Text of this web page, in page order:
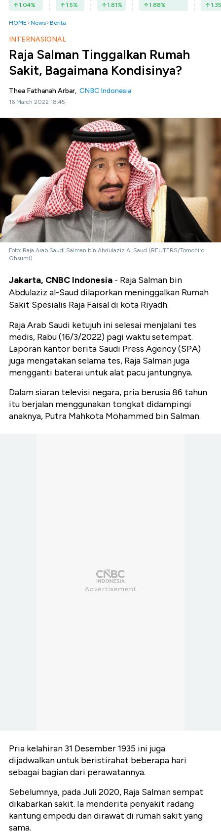
1.04% 1.5% 1.81% 1.88% 1.35
HOME News Berita
INTERNASIONAL
Raja Salman Tinggalkan Rumah
Sakit, Bagaimana Kondisinya?
Thea Fathanah Arbar, CNBC Indonesia
16 March 2022 18:45
Foto: Raja Arab Saudi Salman bin Abdulaziz Al Saud (REUTERS/Tomohiro
Ohsumi)
Jakarta, CNBC Indonesia - Raja Salman bin
Abdulaziz al-Saud dilaporkan meninggalkan Rumah
Sakit Spesialis Raja Faisal di kota Riyadh.
Raja Arab Saudi ketujuh ini selesai menjalani tes
medis, Rabu (16/3/2022) pagi waktu setempat.
Laporan kantor berita Saudi Press Agency (SPA)
juga mengatakan selama tes, Raja Salman juga
mengganti baterai untuk alat pacu jantungnya.
Dalam siaran televisi negara, pria berusia 86 tahun
itu berjalan menggunakan tongkat didampingi
anaknya, Putra Mahkota Mohammed bin Salman.
Pria kelahiran 31 Desember 1935 ini juga
dijadwalkan untuk beristirahat beberapa hari
sebagai bagian dari perawatannya.
Sebelumnya, pada Juli 2020, Raja Salman sempat
dikabarkan sakit. Ia menderita penyakit radang
kantung empedu dan dirawat di rumah sakit yang
sama.